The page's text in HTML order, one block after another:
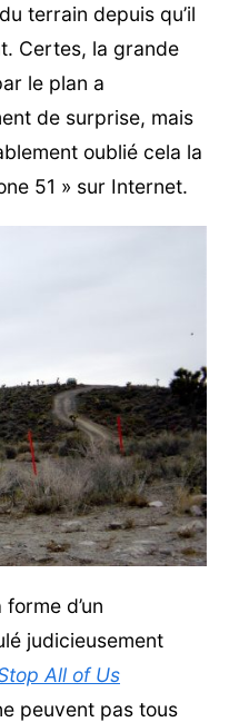
terrain depuis qu’il
Certes, la grande
le plan a
de surprise, mais
oublié cela la
51 » sur Internet.
d’un
judicieusement
All of Us
peuvent pas tous